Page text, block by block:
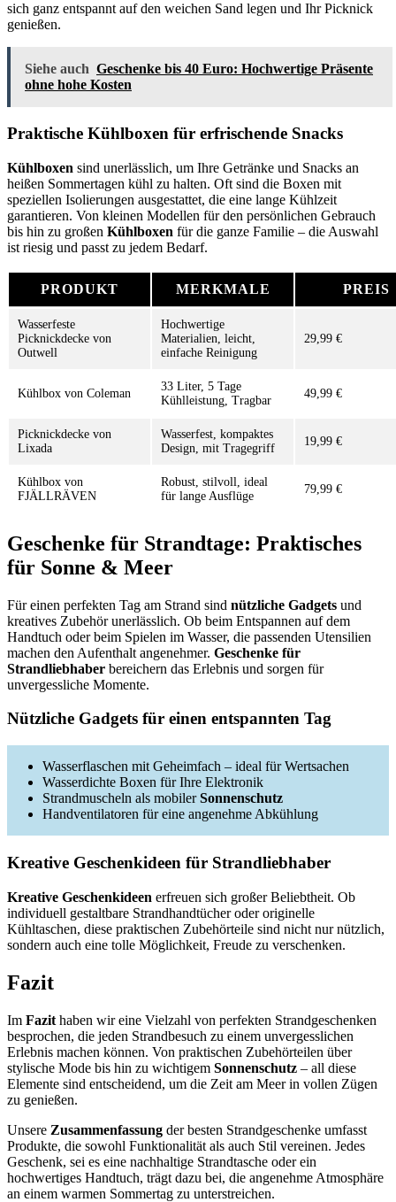
sich ganz entspannt auf den weichen Sand legen und Ihr Picknick
genießen.
Siehe auch Geschenke bis 40 Euro: Hochwertige Präsente
ohne hohe Kosten
Praktische Kühlboxen für erfrischende Snacks
Kühlboxen sind unerlässlich, um Ihre Getränke und Snacks an
heißen Sommertagen kühl zu halten. Oft sind die Boxen mit
speziellen Isolierungen ausgestattet, die eine lange Kühlzeit
garantieren. Von kleinen Modellen für den persönlichen Gebrauch
bis hin zu großen Kühlboxen für die ganze Familie – die Auswahl
ist riesig und passt zu jedem Bedarf.
PRODUKT MERKMALE PREIS
Wasserfeste
Picknickdecke von
Outwell
Hochwertige
Materialien, leicht,
einfache Reinigung
29,99 €
Kühlbox von Coleman
33 Liter, 5 Tage
Kühlleistung, Tragbar
49,99 €
Picknickdecke von
Lixada
Wasserfest, kompaktes
Design, mit Tragegriff
19,99 €
Kühlbox von
FJÄLLRÄVEN
Robust, stilvoll, ideal
für lange Ausflüge
79,99 €
Geschenke für Strandtage: Praktisches
für Sonne & Meer
Für einen perfekten Tag am Strand sind nützliche Gadgets und
kreatives Zubehör unerlässlich. Ob beim Entspannen auf dem
Handtuch oder beim Spielen im Wasser, die passenden Utensilien
machen den Aufenthalt angenehmer. Geschenke für
Strandliebhaber bereichern das Erlebnis und sorgen für
unvergessliche Momente.
Nützliche Gadgets für einen entspannten Tag
Wasserflaschen mit Geheimfach – ideal für Wertsachen
Wasserdichte Boxen für Ihre Elektronik
Strandmuscheln als mobilerSonnenschutz
Handventilatoren für eine angenehme Abkühlung
Kreative Geschenkideen für Strandliebhaber
Kreative Geschenkideen erfreuen sich großer Beliebtheit. Ob
individuell gestaltbare Strandhandtücher oder originelle
Kühltaschen, diese praktischen Zubehörteile sind nicht nur nützlich,
sondern auch eine tolle Möglichkeit, Freude zu verschenken.
Fazit
Im Fazit haben wir eine Vielzahl von perfekten Strandgeschenken
besprochen, die jeden Strandbesuch zu einem unvergesslichen
Erlebnis machen können. Von praktischen Zubehörteilen über
stylische Mode bis hin zu wichtigem Sonnenschutz – all diese
Elemente sind entscheidend, um die Zeit am Meer in vollen Zügen
zu genießen.
Unsere Zusammenfassung der besten Strandgeschenke umfasst
Produkte, die sowohl Funktionalität als auch Stil vereinen. Jedes
Geschenk, sei es eine nachhaltige Strandtasche oder ein
hochwertiges Handtuch, trägt dazu bei, die angenehme Atmosphäre
an einem warmen Sommertag zu unterstreichen.